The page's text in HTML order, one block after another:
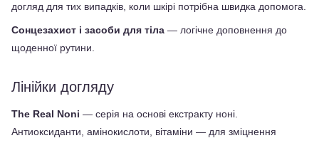
догляд для тих випадків, коли шкірі потрібна швидка допомога.
Сонцезахист і засоби для тіла — логічне доповнення до
щоденної рутини.
Лінійки догляду
The Real Noni — серія на основі екстракту ноні.
Антиоксиданти, амінокислоти, вітаміни — для зміцнення